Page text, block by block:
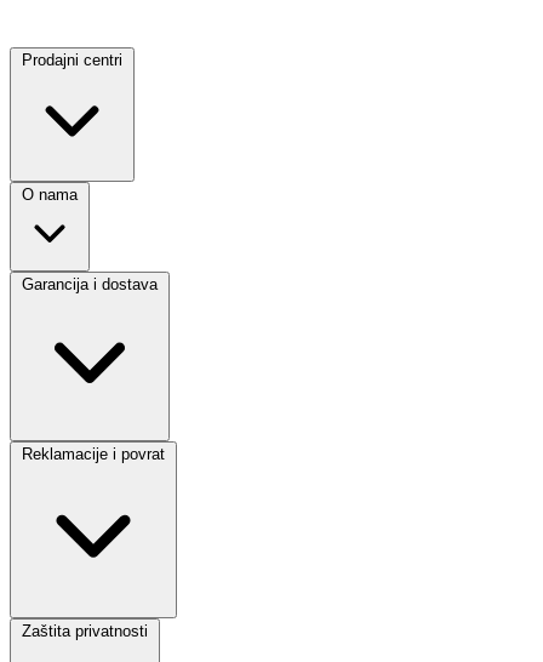
Prodajni centri
O nama
Garancija i dostava
Reklamacije i povrat
Zaštita privatnosti